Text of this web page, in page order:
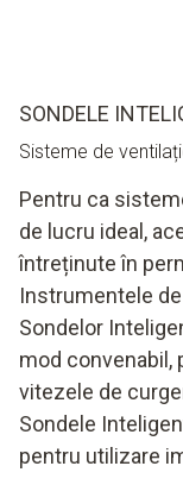
SONDELE
Sisteme de
Pentru ca
de lucru ideal,
întreținute în
Instrumentele
Sondelor
mod convenabil,
vitezele de
Sondele
pentru utilizare